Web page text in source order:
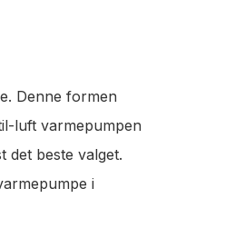
Denne formen
luft varmepumpen
det beste valget.
i